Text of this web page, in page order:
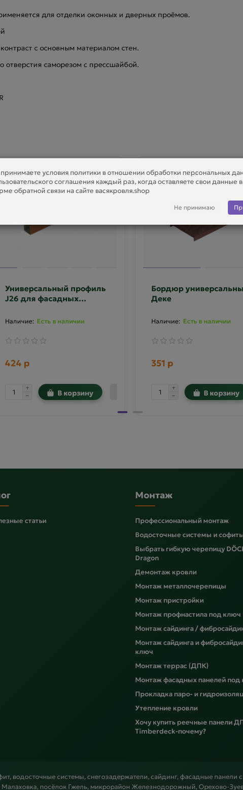
для отделки оконных и дверных проёмов.
с основным материалом стен.
саморезом с прессшайбой.
Универсальный профиль
J26 для фасадных
Есть в наличии
424 р
В корзину
Бордюр
Деке
Есть в наличии
351 р
В корзину
условия политики в отношении обработки персональных
соглашения каждый раз, когда оставляете свои данные
обратной связи на сайте васякровля.shop
Не принимаю
статьи
Монтаж
Профессиональный монтаж
Водосточные системы и
Выбрать гибкую черепицу
Dragon
Демонтаж кровли
Монтаж металлочерепицы
Монтаж пристройки
Монтаж профнастила под ключ
Монтаж сайдинга /
Монтаж сайдинга и
ключ
Монтаж террас (ДПК)
Монтаж фасадных панелей под
Прокладка паро- и
Утепление кровли
Хочу купить реечные панели
Timberdeck-почему?
водосточные системы, снегозадержатели, сайдинг, фасадные
Малаховка, посёлок Гжель, микрорайон Железнодорожный, Орехово-